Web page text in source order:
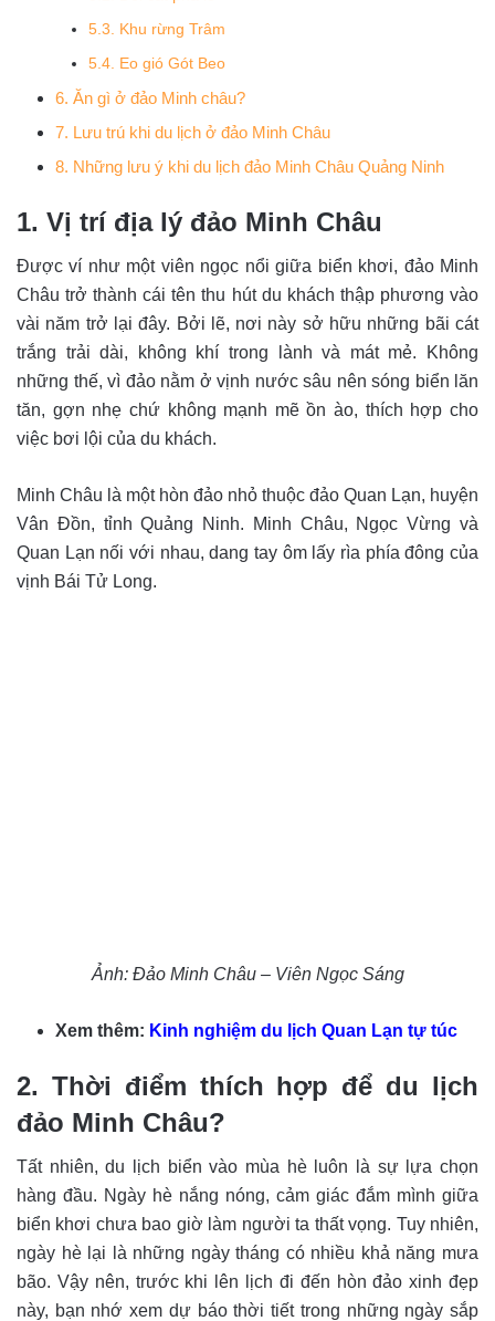
5.3. Khu rừng Trâm
5.4. Eo gió Gót Beo
6. Ăn gì ở đảo Minh châu?
7. Lưu trú khi du lịch ở đảo Minh Châu
8. Những lưu ý khi du lịch đảo Minh Châu Quảng Ninh
1. Vị trí địa lý đảo Minh Châu
Được ví như một viên ngọc nổi giữa biển khơi, đảo Minh
Châu trở thành cái tên thu hút du khách thập phương vào
vài năm trở lại đây. Bởi lẽ, nơi này sở hữu những bãi cát
trắng trải dài, không khí trong lành và mát mẻ. Không
những thế, vì đảo nằm ở vịnh nước sâu nên sóng biển lăn
tăn, gợn nhẹ chứ không mạnh mẽ ồn ào, thích hợp cho
việc bơi lội của du khách.
Minh Châu là một hòn đảo nhỏ thuộc đảo Quan Lạn, huyện
Vân Đồn, tỉnh Quảng Ninh. Minh Châu, Ngọc Vừng và
Quan Lạn nối với nhau, dang tay ôm lấy rìa phía đông của
vịnh Bái Tử Long.
Ảnh: Đảo Minh Châu – Viên Ngọc Sáng
Xem thêm: Kinh nghiệm du lịch Quan Lạn tự túc
2. Thời điểm thích hợp để du lịch
đảo Minh Châu?
Tất nhiên, du lịch biển vào mùa hè luôn là sự lựa chọn
hàng đầu. Ngày hè nắng nóng, cảm giác đắm mình giữa
biển khơi chưa bao giờ làm người ta thất vọng. Tuy nhiên,
ngày hè lại là những ngày tháng có nhiều khả năng mưa
bão. Vậy nên, trước khi lên lịch đi đến hòn đảo xinh đẹp
này, bạn nhớ xem dự báo thời tiết trong những ngày sắp